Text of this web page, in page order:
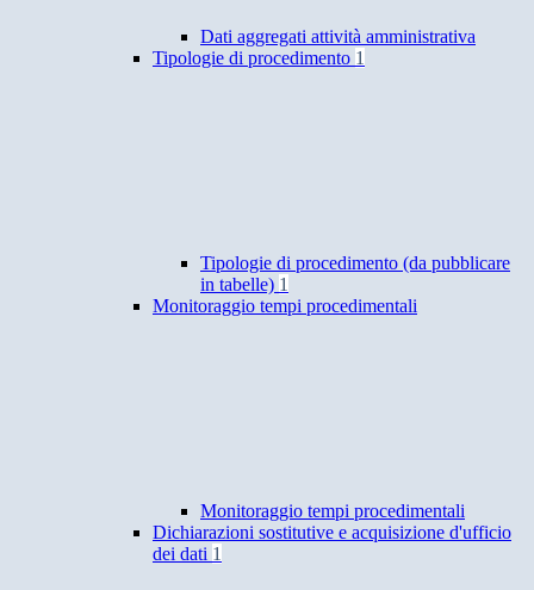
Dati aggregati attività amministrativa
Tipologie di procedimento 1
Tipologie di procedimento (da pubblicare
in tabelle) 1
Monitoraggio tempi procedimentali
Monitoraggio tempi procedimentali
Dichiarazioni sostitutive e acquisizione d'ufficio
dei dati 1